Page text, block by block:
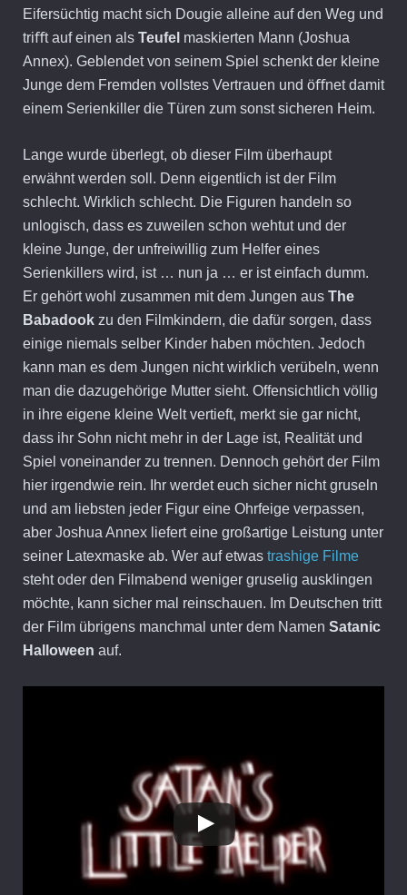
Eifersüchtig macht sich Dougie alleine auf den Weg und
triﬀt auf einen als Teufel maskierten Mann (Joshua
Annex). Geblendet von seinem Spiel schenkt der kleine
Junge dem Fremden vollstes Vertrauen und öﬀnet damit
einem Serienkiller die Türen zum sonst sicheren Heim.
Lange wurde überlegt, ob dieser Film überhaupt
erwähnt werden soll. Denn eigentlich ist der Film
schlecht. Wirklich schlecht. Die Figuren handeln so
unlogisch, dass es zuweilen schon wehtut und der
kleine Junge, der unfreiwillig zum Helfer eines
Serienkillers wird, ist … nun ja … er ist einfach dumm.
Er gehört wohl zusammen mit dem Jungen aus The
Babadookzu den Filmkindern, die dafür sorgen, dass
einige niemals selber Kinder haben möchten. Jedoch
kann man es dem Jungen nicht wirklich verübeln, wenn
man die dazugehörige Mutter sieht. Offensichtlich völlig
in ihre eigene kleine Welt vertieft, merkt sie gar nicht,
dass ihr Sohn nicht mehr in der Lage ist, Realität und
Spiel voneinander zu trennen. Dennoch gehört der Film
hier irgendwie rein. Ihr werdet euch sicher nicht gruseln
und am liebsten jeder Figur eine Ohrfeige verpassen,
aber Joshua Annex liefert eine großartige Leistung unter
seiner Latexmaske ab. Wer auf etwas trashige Filme
steht oder den Filmabend weniger gruselig ausklingen
möchte, kann sicher mal reinschauen. Im Deutschen tritt
der Film übrigens manchmal unter dem Namen Satanic
Halloween auf.